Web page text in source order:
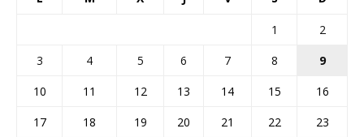
1
2
3
4 5 6 7 8
9
10
11 12 13 14 15
16
17
18 19 20 21 22
23